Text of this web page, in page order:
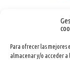
Para ofrecer las mejores
almacenar y/o acceder